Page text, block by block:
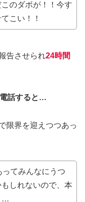
のダボが！！今す
こい！！
告させられ24時間
話すると…
限界を迎えつつあっ
てみんなにうつ
しれないので、本
…